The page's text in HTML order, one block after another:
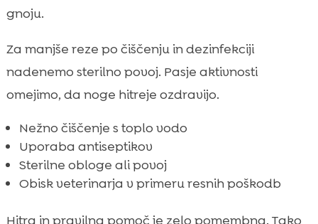
gnoju.
Za manjše reze po čiščenju in dezinfekciji
nadenemo sterilno povoj. Pasje aktivnosti
omejimo, da noge hitreje ozdravijo.
Nežno čiščenje s toplo vodo
Uporaba antiseptikov
Sterilne obloge ali povoj
Obisk veterinarja v primeru resnih poškodb
Hitra in pravilna pomoč je zelo pomembna. Tako